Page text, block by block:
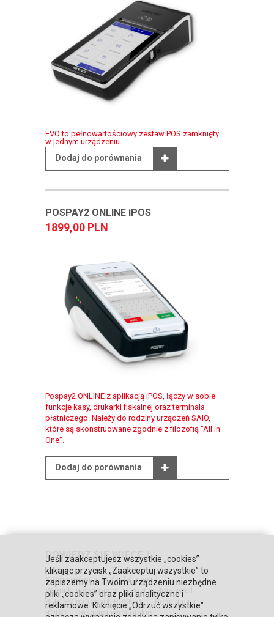
EVO to pełnowartościowy zestaw POS zamknięty
w jednym urządzeniu.
Dodaj do porównania
POSPAY2 ONLINE iPOS
1899,00 PLN
Pospay2 ONLINE z aplikacją iPOS, łączy w sobie
funkcje kasy, drukarki fiskalnej oraz terminala
płatniczego. Należy do rodziny urządzeń SAIO,
które są skonstruowane zgodnie z filozofią "All in
One".
Dodaj do porównania
DOWIEDZ SIĘ WIĘCEJ
Strona główna
Zaufali nam
Warunki współpracy
Poznaj Honeywell
BLIKIEM na kasach POSNET
Regulaminy
Relacje inwestorskie
Jeśli zaakceptujesz wszystkie „cookies”
klikając przycisk „Zaakceptuj wszystkie” to
zapiszemy na Twoim urządzeniu niezbędne
pliki „cookies” oraz pliki analityczne i
reklamowe. Kliknięcie „Odrzuć wszystkie"